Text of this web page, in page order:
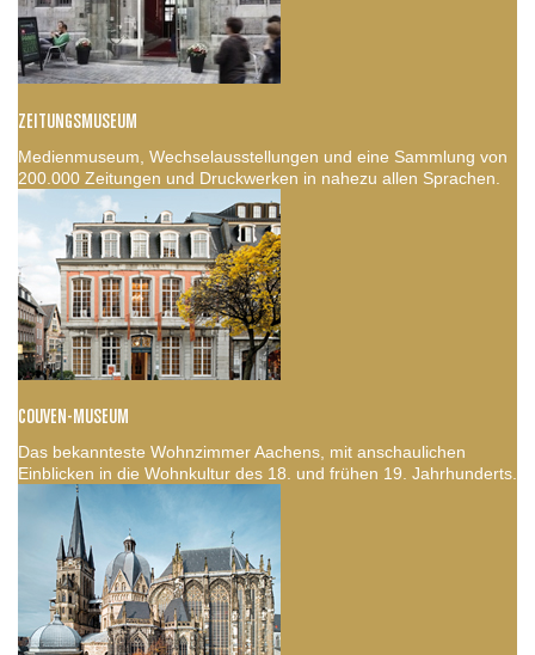
ZEITUNGSMUSEUM
Medienmuseum, Wechselausstellungen und eine Sammlung von
200.000 Zeitungen und Druckwerken in nahezu allen Sprachen.
COUVEN-MUSEUM
Das bekannteste Wohnzimmer Aachens, mit anschaulichen
Einblicken in die Wohnkultur des 18. und frühen 19. Jahrhunderts.